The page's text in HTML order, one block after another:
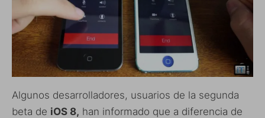
Algunos desarrolladores, usuarios de la segunda
beta de iOS 8, han informado que a diferencia de